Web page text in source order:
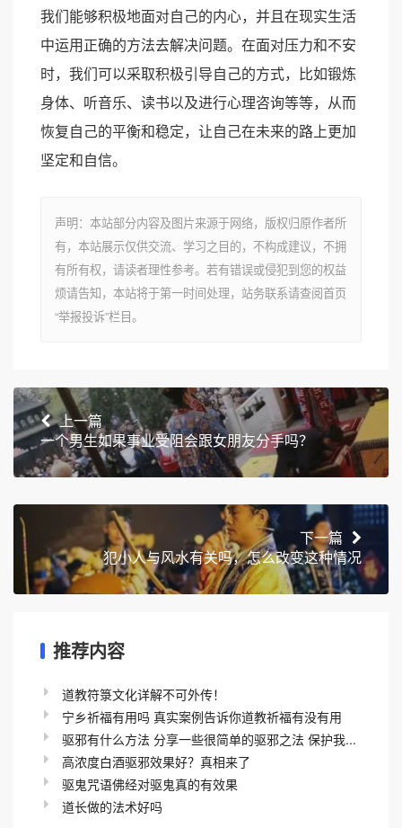
我们能够积极地面对自己的内心，并且在现实生活
中运用正确的方法去解决问题。在面对压力和不安
时，我们可以采取积极引导自己的方式，比如锻炼
身体、听音乐、读书以及进行心理咨询等等，从而
恢复自己的平衡和稳定，让自己在未来的路上更加
坚定和自信。
声明：本站部分内容及图片来源于网络，版权归原作者所
有，本站展示仅供交流、学习之目的，不构成建议，不拥
有所有权，请读者理性参考。若有错误或侵犯到您的权益
烦请告知，本站将于第一时间处理，站务联系请查阅首页
“举报投诉”栏目。
上一篇
一个男生如果事业受阻会跟女朋友分手吗？
下一篇
犯小人与风水有关吗，怎么改变这种情况
推荐内容
道教符箓文化详解不可外传！
宁乡祈福有用吗 真实案例告诉你道教祈福有没有用
驱邪有什么方法 分享一些很简单的驱邪之法 保护我...
高浓度白酒驱邪效果好？真相来了
驱鬼咒语佛经对驱鬼真的有效果
道长做的法术好吗